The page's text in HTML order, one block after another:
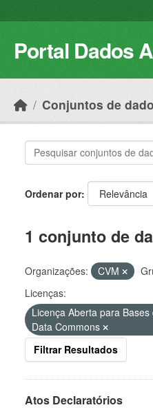
Portal Dados
Conjuntos de
Ordenar por
1 conjunto de
Organizações: CVM
Licenças:
Licença Aberta para
Data Commons
Filtrar Resultados
Atos Declaratórios